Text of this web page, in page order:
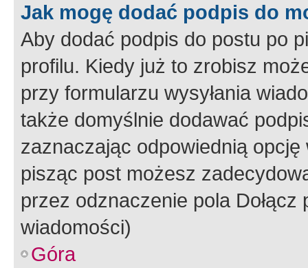
Jak mogę dodać podpis do
Aby dodać podpis do postu po
profilu. Kiedy już to zrobisz
przy formularzu wysyłania
także domyślnie dodawać
zaznaczając odpowiednią
pisząc post możesz
przez odznaczenie pola
wiadomości)
Góra